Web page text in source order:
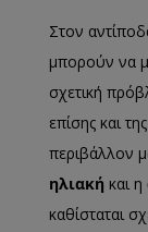
Στον
μπορούν να
σχετική
επίσης και
περιβάλλον
ηλιακή και η
καθίσταται